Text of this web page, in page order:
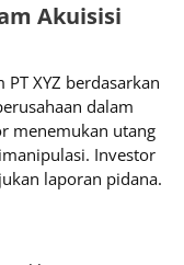
Akuisisi
XYZ berdasarkan
dalam
menemukan utang
Investor
laporan pidana.